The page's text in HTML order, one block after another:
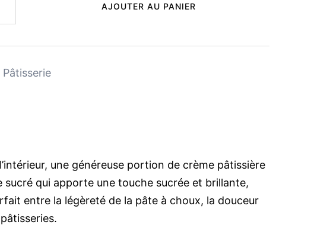
AJOUTER AU PANIER
Pâtisserie
une généreuse portion de crème pâtissière
qui apporte une touche sucrée et brillante,
entre la légèreté de la pâte à choux, la douceur